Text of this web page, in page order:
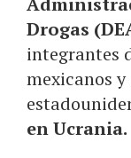
Drogas
integrantes
mexicanos
en Ucrania.